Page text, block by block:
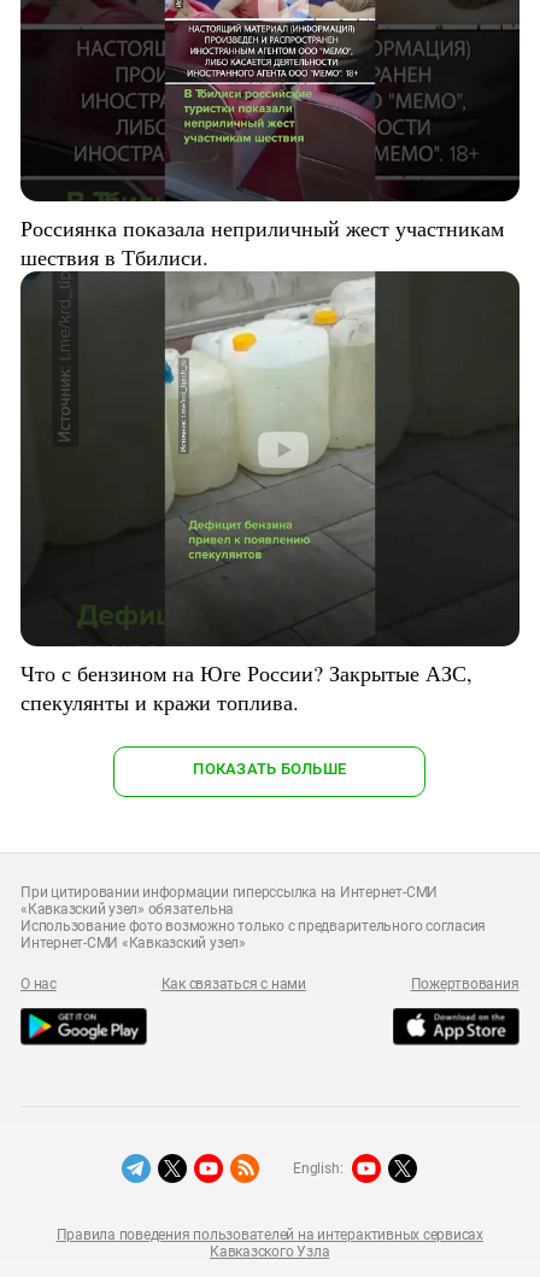
Россиянка показала неприличный жест участникам
шествия в Тбилиси.
Что с бензином на Юге России? Закрытые АЗС,
спекулянты и кражи топлива.
ПОКАЗАТЬ БОЛЬШЕ
При цитировании информации гиперссылка на Интернет-СМИ
«Кавказский узел» обязательна
Использование фото возможно только с предварительного согласия
Интернет-СМИ «Кавказский узел»
О нас Как связаться с нами Пожертвования
Правила поведения пользователей на интерактивных сервисах
Кавказского Узла
English: